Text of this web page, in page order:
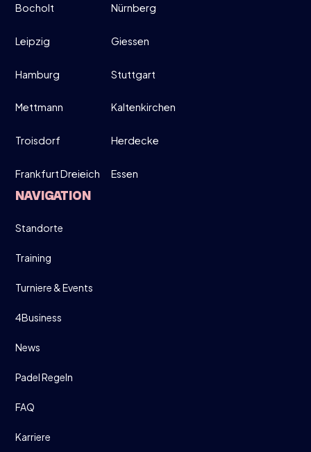
MITTWOCH
26
MÄRZ
MOVE UP, MOVE DOWN - MEN ONLY!
19:00-21:30
DIRECT INSCHRIJVEN
Bocholt Nürnberg
Leipzig Giessen
Hamburg Stuttgart
Mettmann Kaltenkirchen
Troisdorf Herdecke
Frankfurt Dreieich Essen
NAVIGATION
Standorte
Training
Turniere & Events
4Business
News
Padel Regeln
FAQ
Karriere